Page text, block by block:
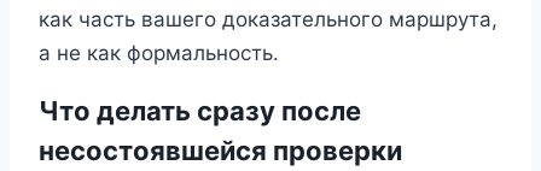
как часть вашего доказательного маршрута,
а не как формальность.
Что делать сразу после
несостоявшейся проверки